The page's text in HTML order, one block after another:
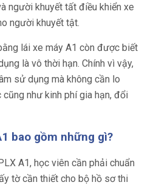
người khuyết tất điều khiển xe
người khuyết tật.
lái xe máy A1 còn được biết
là vô thời hạn. Chính vì vậy,
sử dụng mà không cần lo
như kinh phí gia hạn, đổi
bao gồm những gì?
A1, học viên cần phải chuẩn
tờ cần thiết cho bộ hồ sơ thi